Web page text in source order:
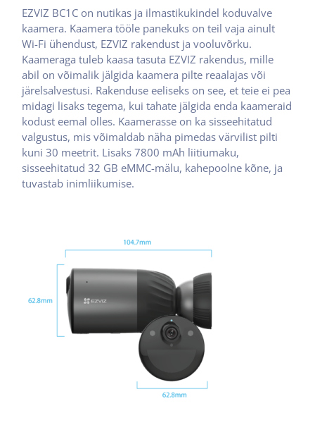
EZVIZ BC1C on nutikas ja ilmastikukindel koduvalve
kaamera. Kaamera tööle panekuks on teil vaja ainult
Wi-Fi ühendust, EZVIZ rakendust ja vooluvõrku.
Kaameraga tuleb kaasa tasuta EZVIZ rakendus, mille
abil on võimalik jälgida kaamera pilte reaalajas või
järelsalvestusi. Rakenduse eeliseks on see, et teie ei pea
midagi lisaks tegema, kui tahate jälgida enda kaameraid
kodust eemal olles. Kaamerasse on ka sisseehitatud
valgustus, mis võimaldab näha pimedas värvilist pilti
kuni 30 meetrit. Lisaks 7800 mAh liitiumaku,
sisseehitatud 32 GB eMMC-mälu, kahepoolne kõne, ja
tuvastab inimliikumise.